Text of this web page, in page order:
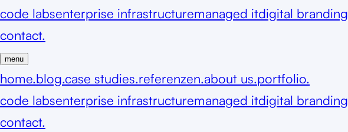
code labsenterprise infrastructuremanaged itdigital branding
contact.
menu
home.blog.case studies.referenzen.about us.portfolio.
code labsenterprise infrastructuremanaged itdigital branding
contact.